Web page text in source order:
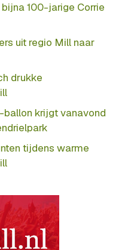
100-jarige Corrie
uit regio Mill naar
drukke
krijgt vanavond
tijdens warme